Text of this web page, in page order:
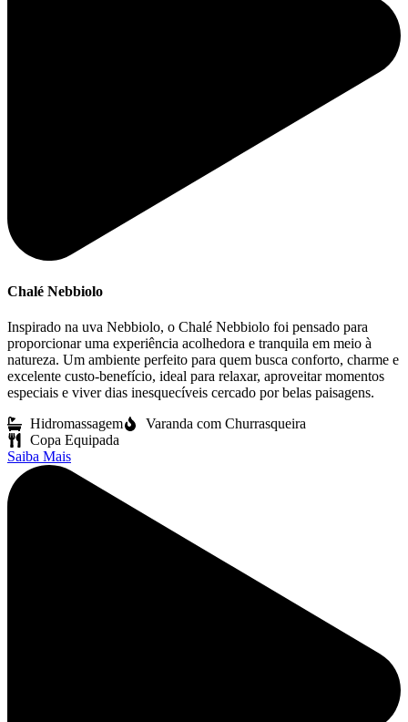
Chalé Nebbiolo
Inspirado na uva Nebbiolo, o Chalé Nebbiolo foi pensado para
proporcionar uma experiência acolhedora e tranquila em meio à
natureza. Um ambiente perfeito para quem busca conforto, charme e
excelente custo-benefício, ideal para relaxar, aproveitar momentos
especiais e viver dias inesquecíveis cercado por belas paisagens.
Hidromassagem
Varanda com Churrasqueira
Copa Equipada
Saiba Mais